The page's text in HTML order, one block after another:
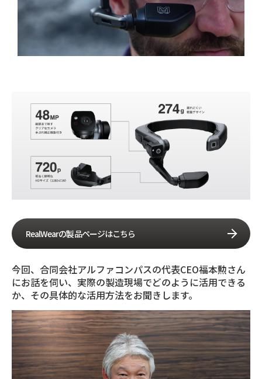
RealWearの製品ページはこちら
今回、合同会社アルファコンパスの代表CEO福本勲さん
にお話を伺い、実際の製造現場でどのように活用できる
か、その具体的な活用方法をお聞きします。